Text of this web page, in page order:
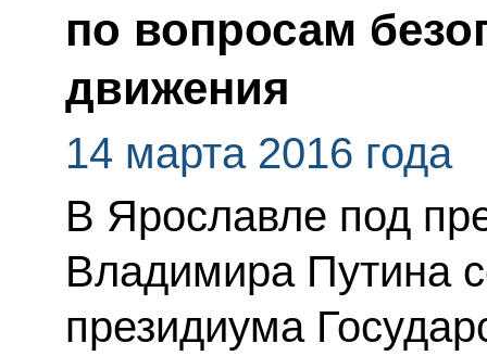
по вопросам
движения
14 марта 2016 года
В Ярославле под
Владимира Путина
президиума